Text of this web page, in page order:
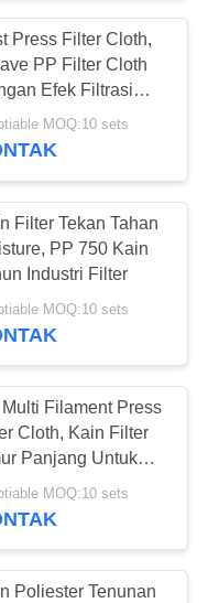
37
25
lipit
Press Filter Cloth,
PP Filter Cloth
Efek Filtrasi
Baik
MOQ:10 sets
Filter Tekan Tahan
PP 750 Kain
Industri Filter
MOQ:10 sets
Multi Filament Press
Cloth, Kain Filter
Panjang Untuk
Press
MOQ:10 sets
Poliester Tenunan